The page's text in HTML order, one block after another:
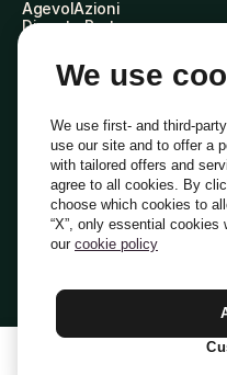
AgevolAzioni
Diventa Partner
Everli Shoppers
About Us
Everli News
Domande frequenti
Lavora con noi
Diventa Shopper
Investitori
Privacy
Termini e
Indirizzo PEC:
We use
We use first- and third-
use our site and to offer a
with tailored offers and
agree to all cookies. By
choose which cookies to
“X”, only essential
our cookie policy